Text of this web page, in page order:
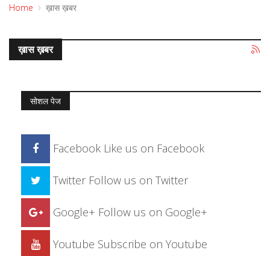
Home ख़ास ख़बर
ख़ास ख़बर
सोशल पेज
Facebook Like us on Facebook
Twitter Follow us on Twitter
Google+ Follow us on Google+
Youtube Subscribe on Youtube